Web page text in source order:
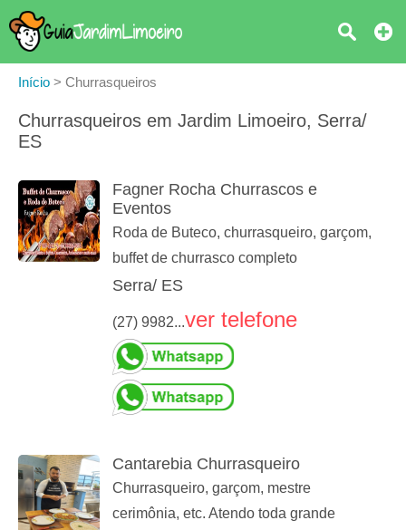
Início > Churrasqueiros
Churrasqueiros em Jardim Limoeiro, Serra/
ES
Fagner Rocha Churrascos e
Eventos
Roda de Buteco, churrasqueiro, garçom,
buffet de churrasco completo
Serra/ ES
(27) 9982...ver telefone
Cantarebia Churrasqueiro
Churrasqueiro, garçom, mestre
cerimônia, etc. Atendo toda grande